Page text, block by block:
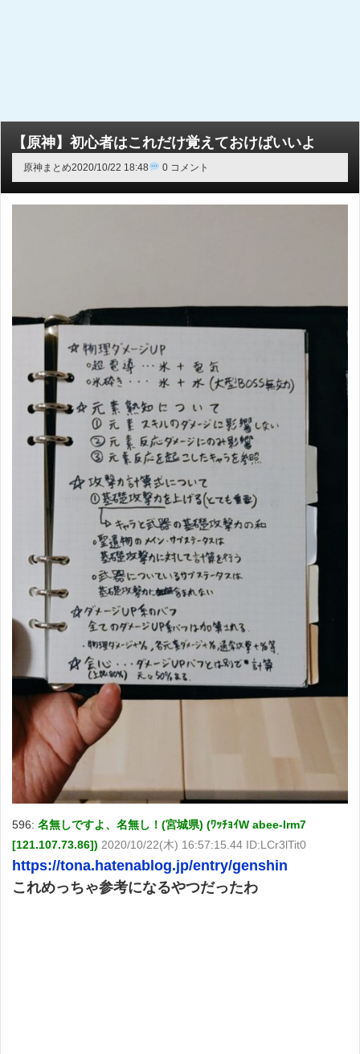
【原神】初心者はこれだけ覚えておけばいいよ
原神まとめ2020/10/22 18:48 0 コメント
596: 名無しですよ、名無し！(宮城県) (ﾜｯﾁｮｲW abee-Irm7
[121.107.73.86]) 2020/10/22(木) 16:57:15.44 ID:LCr3lTit0
https://tona.hatenablog.jp/entry/genshin
これめっちゃ参考になるやつだったわ